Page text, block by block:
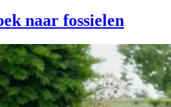
naar fossielen